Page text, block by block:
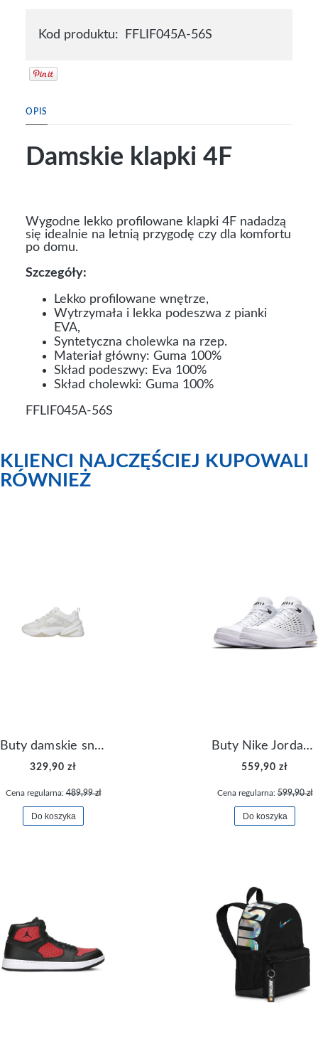
Kod produktu: FFLIF045A-56S
OPIS
Damskie klapki 4F
Wygodne lekko profilowane klapki 4F nadadzą
się idealnie na letnią przygodę czy dla komfortu
po domu.
Szczegóły:
Lekko profilowane wnętrze,
Wytrzymała i lekka podeszwa z pianki
EVA,
Syntetyczna cholewka na rzep.
Materiał główny: Guma 100%
Skład podeszwy: Eva 100%
Skład cholewki: Guma 100%
FFLIF045A-56S
KLIENCI NAJCZĘŚCIEJ KUPOWALI
RÓWNIEŻ
Buty damskie sneakersy Nike M2K Tekno AO3108-006
329,90 zł
Cena regularna:489,99 zł
Do koszyka
Buty Nike Jordan Flight Origin 4 921196-100
559,90 zł
Cena regularna:599,90 zł
Do koszyka